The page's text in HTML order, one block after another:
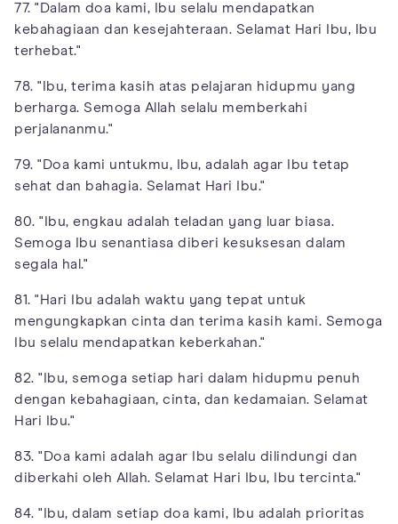
77. "Dalam doa kami, Ibu selalu mendapatkan
kebahagiaan dan kesejahteraan. Selamat Hari Ibu, Ibu
terhebat."
78. "Ibu, terima kasih atas pelajaran hidupmu yang
berharga. Semoga Allah selalu memberkahi
perjalananmu."
79. "Doa kami untukmu, Ibu, adalah agar Ibu tetap
sehat dan bahagia. Selamat Hari Ibu."
80. "Ibu, engkau adalah teladan yang luar biasa.
Semoga Ibu senantiasa diberi kesuksesan dalam
segala hal."
81. "Hari Ibu adalah waktu yang tepat untuk
mengungkapkan cinta dan terima kasih kami. Semoga
Ibu selalu mendapatkan keberkahan."
82. "Ibu, semoga setiap hari dalam hidupmu penuh
dengan kebahagiaan, cinta, dan kedamaian. Selamat
Hari Ibu."
83. "Doa kami adalah agar Ibu selalu dilindungi dan
diberkahi oleh Allah. Selamat Hari Ibu, Ibu tercinta."
84. "Ibu, dalam setiap doa kami, Ibu adalah prioritas